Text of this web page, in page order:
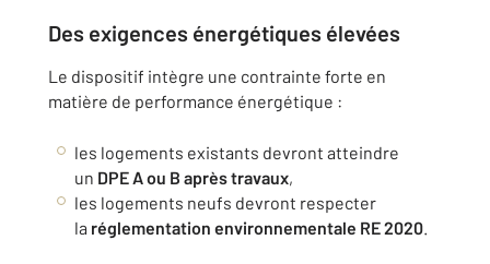
Des exigences énergétiques élevées
Le dispositif intègre une contrainte forte en
matière de performance énergétique :
les logements existants devront atteindre
un DPE A ou B après travaux,
les logements neufs devront respecter
la réglementation environnementale RE 2020.